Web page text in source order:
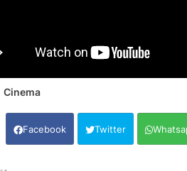
Cinema
Facebook Twitter